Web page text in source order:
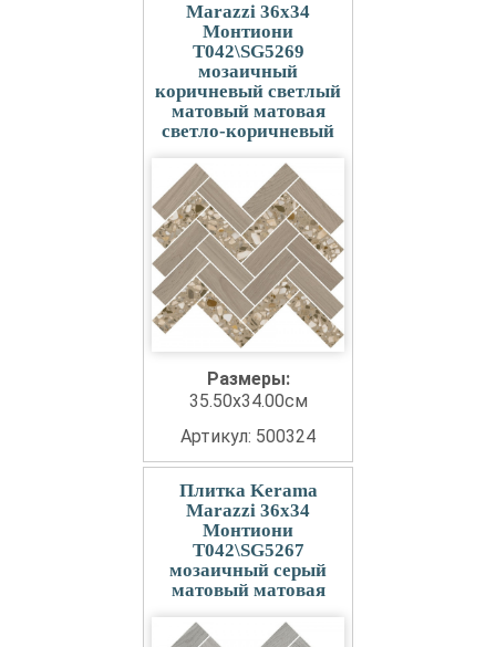
Marazzi 36x34
Монтиони
T042\SG5269
мозаичный
коричневый светлый
матовый матовая
светло-коричневый
Размеры:
35.50x34.00см
Артикул: 500324
Плитка Kerama
Marazzi 36x34
Монтиони
T042\SG5267
мозаичный серый
матовый матовая